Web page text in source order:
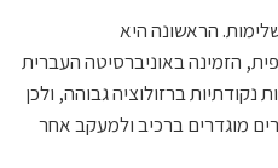
הראשונה היא
הזמינה באוניברסיטה העברית
ברזולוציה גבוהה, ולכן
מוגדרים ברכיב ולמעקב אחר